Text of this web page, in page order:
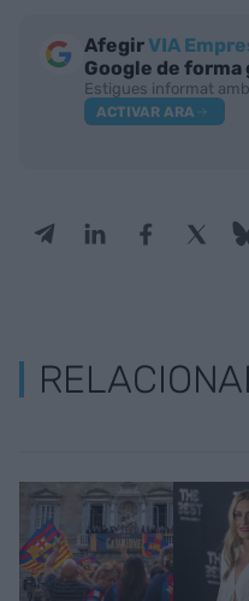
AfegirVIA
Google de
Estigues informat
ACTIVAR ARA